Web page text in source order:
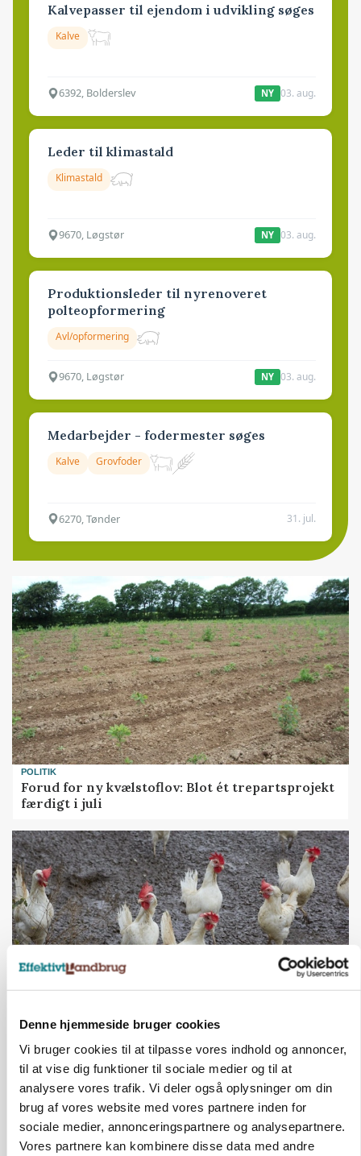
Denne hjemmeside bruger cookies
Vi bruger cookies til at tilpasse vores indhold og annoncer,
til at vise dig funktioner til sociale medier og til at
analysere vores trafik. Vi deler også oplysninger om din
brug af vores website med vores partnere inden for
sociale medier, annonceringspartnere og analysepartnere.
Vores partnere kan kombinere disse data med andre
Kalvepasser til ejendom i udvikling søges
Kalve
6392, Bolderslev NY 03. aug.
Leder til klimastald
Klimastald
9670, Løgstør NY 03. aug.
Produktionsleder til nyrenoveret
polteopformering
Avl/opformering
9670, Løgstør NY 03. aug.
Medarbejder - fodermester søges
Kalve Grovfoder
6270, Tønder 31. jul.
POLITIK
Forud for ny kvælstoflov: Blot ét trepartsprojekt
færdigt i juli
ØKOLOGI
Klimaberegning er ikke nok: Økologisk fjerkræ
skal vurderes bredere